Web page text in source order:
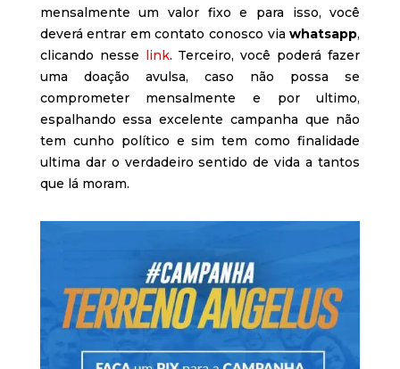
mensalmente um valor fixo e para isso, você
deverá entrar em contato conosco viawhatsapp,
clicando nesse link. Terceiro, você poderá fazer
uma doação avulsa, caso não possa se
comprometer mensalmente e por ultimo,
espalhando essa excelente campanha que não
tem cunho político e sim tem como finalidade
ultima dar o verdadeiro sentido de vida a tantos
que lá moram.